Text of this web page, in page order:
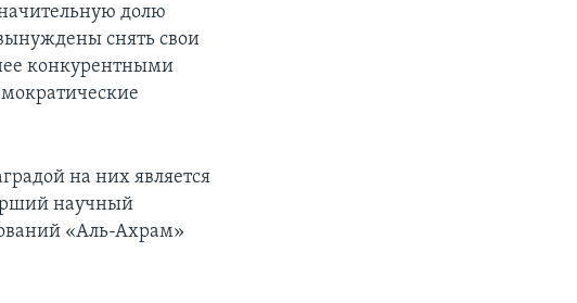
долю
снять свои
конкурентными
на них является
научный
«Аль-Ахрам»